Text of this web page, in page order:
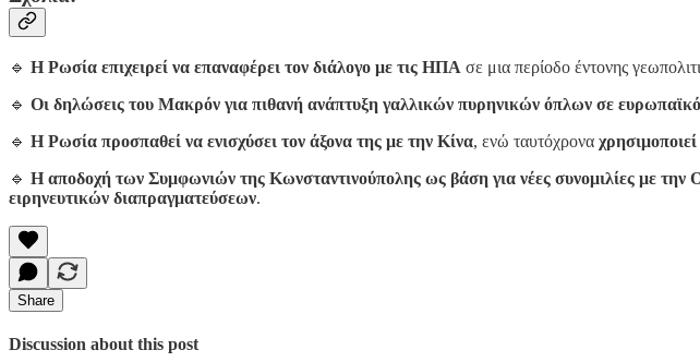
🔹 Η Ρωσία επιχειρεί να επαναφέρει τον διάλογο με τις ΗΠΑ σε μια περίοδο έντονης
🔹 Οι δηλώσεις του Μακρόν για πιθανή ανάπτυξη γαλλικών πυρηνικών όπλων σε
🔹 Η Ρωσία προσπαθεί να ενισχύσει τον άξονα της με την Κίνα, ενώ ταυτόχρονα
🔹 Η αποδοχή των Συμφωνιών της Κωνσταντινούπολης ως βάση για νέες συνομιλίες με την
ειρηνευτικών διαπραγματεύσεων.
Share
Discussion about this post